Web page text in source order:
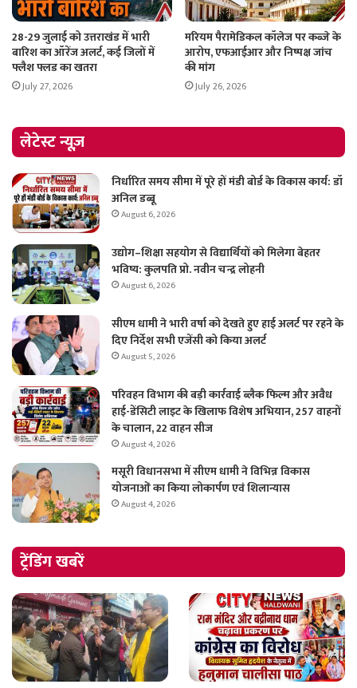
28-29 जुलाई को उत्तराखंड में भारी
बारिश का ऑरेंज अलर्ट, कई जिलों में
फ्लैश फ्लड का खतरा
July 27, 2026
मरियम पैरामेडिकल कॉलेज पर कब्जे के
आरोप, एफआईआर और निष्पक्ष जांच
की मांग
July 26, 2026
लेटेस्ट न्यूज़
निर्धारित समय सीमा में पूरे हों मंडी बोर्ड के विकास कार्य: डॉ
अनिल डब्बू
August 6, 2026
उद्योग–शिक्षा सहयोग से विद्यार्थियों को मिलेगा बेहतर
भविष्य: कुलपति प्रो. नवीन चन्द्र लोहनी
August 6, 2026
सीएम धामी ने भारी वर्षा को देखते हुए हाई अलर्ट पर रहने के
दिए निर्देश सभी एजेंसी को किया अलर्ट
August 5, 2026
परिवहन विभाग की बड़ी कार्रवाई ब्लैक फिल्म और अवैध
हाई-डेंसिटी लाइट के खिलाफ विशेष अभियान, 257 वाहनों
के चालान, 22 वाहन सीज
August 4, 2026
मसूरी विधानसभा में सीएम धामी ने विभिन्न विकास
योजनाओं का किया लोकार्पण एवं शिलान्यास
August 4, 2026
ट्रेंडिंग खबरें